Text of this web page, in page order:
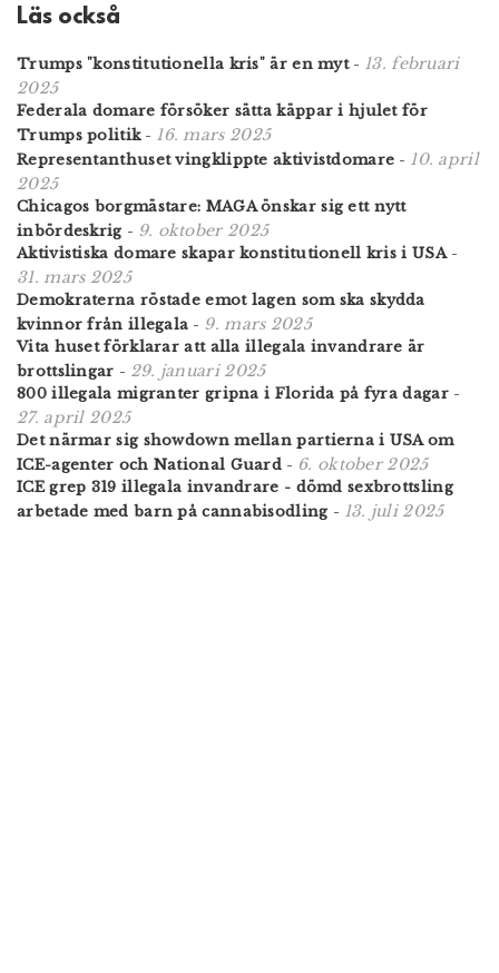
Läs också
Trumps "konstitutionella kris" är en myt- 13. februari
2025
Federala domare försöker sätta käppar i hjulet för
Trumps politik- 16. mars 2025
Representanthuset vingklippte aktivistdomare - 10. april
2025
Chicagos borgmästare: MAGA önskar sig ett nytt
inbördeskrig- 9. oktober 2025
Aktivistiska domare skapar konstitutionell kris i USA-
31. mars 2025
Demokraterna röstade emot lagen som ska skydda
kvinnor från illegala - 9. mars 2025
Vita huset förklarar att alla illegala invandrare är
brottslingar - 29. januari 2025
800 illegala migranter gripna i Florida på fyra dagar-
27. april 2025
Det närmar sig showdown mellan partierna i USA om
ICE-agenter och National Guard - 6. oktober 2025
ICE grep 319 illegala invandrare - dömd sexbrottsling
arbetade med barn på cannabisodling- 13. juli 2025